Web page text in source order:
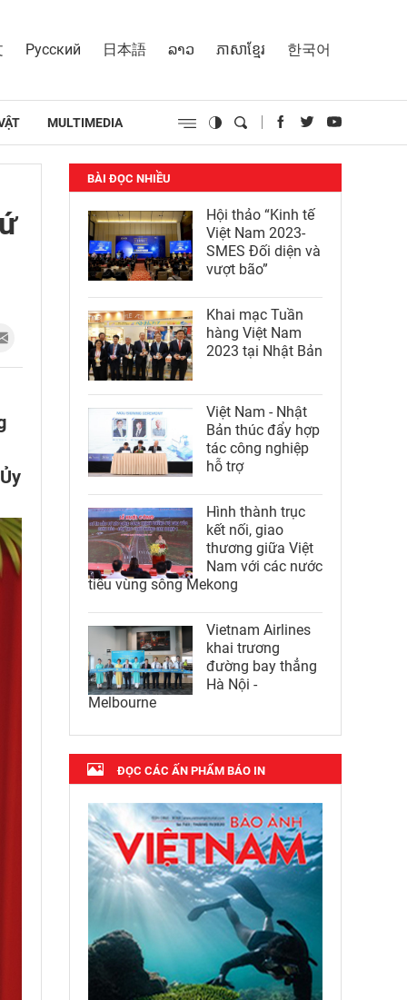
Русский 日本語 ລາວ ភាសាខ្មែរ 한국어
MULTIMEDIA
BÀI ĐỌC NHIỀU
Hội thảo “Kinh tế
Việt Nam 2023-
SMES Đối diện và
vượt bão”
Khai mạc Tuần
hàng Việt Nam
2023 tại Nhật Bản
Việt Nam - Nhật
Bản thúc đẩy hợp
tác công nghiệp
hỗ trợ
Hình thành trục
kết nối, giao
thương giữa Việt
Nam với các nước
tiểu vùng sông Mekong
Vietnam Airlines
khai trương
đường bay thẳng
Hà Nội -
Melbourne
ĐỌC CÁC ẤN PHẨM BÁO IN